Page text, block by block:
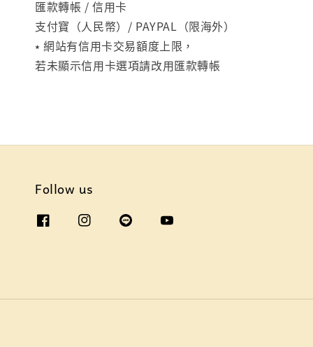
匯款轉帳 / 信用卡
支付寶（人民幣）/ PAYPAL（限海外）
⭑ 網站有信用卡交易額度上限，
若未顯示信用卡選項請改用匯款轉帳
Follow us